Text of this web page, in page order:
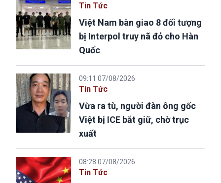
Tin Tức
Việt Nam bàn giao 8 đối tượng
bị Interpol truy nã đỏ cho Hàn
Quốc
09:11 07/08/2026
Tin Tức
Vừa ra tù, người đàn ông gốc
Việt bị ICE bắt giữ, chờ trục
xuất
08:28 07/08/2026
Tin Tức